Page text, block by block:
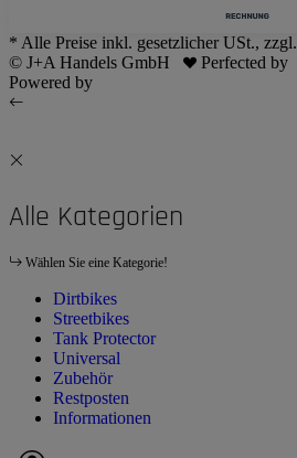
* Alle Preise inkl. gesetzlicher USt., zzgl.
© J+A Handels GmbH
Perfected by
Powered by
Alle Kategorien
Wählen Sie eine Kategorie!
Dirtbikes
Streetbikes
Tank Protector
Universal
Zubehör
Restposten
Informationen